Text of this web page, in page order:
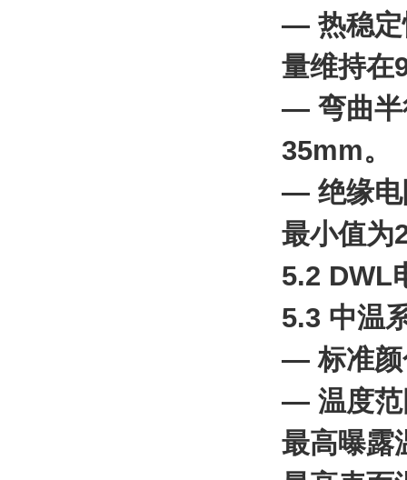
— 热稳定
量维持在
— 弯曲半
35mm。
— 绝缘电
最小值为
5.2 DWL
5.3 中温
— 标准颜
— 温度范
最高曝